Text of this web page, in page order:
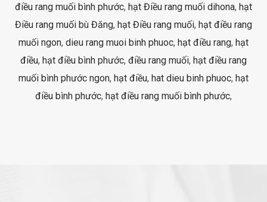
điều rang muối bình phước, hạt Điều rang muối dihona, hạt
Điều rang muối bù Đăng, hạt Điều rang muối, hạt điều rang
muối ngon, dieu rang muoi binh phuoc, hạt điều rang, hạt
điều, hạt điều bình phước, điều rang muối, hạt điều rang
muối bình phước ngon, hạt điều, hat dieu binh phuoc, hạt
điều bình phước, hạt điều rang muối bình phước,